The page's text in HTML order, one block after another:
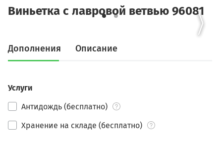
Виньетка с лавровой ветвью 96081
Дополнения Описание
Услуги
Антидождь (бесплатно)
Хранение на складе (бесплатно)